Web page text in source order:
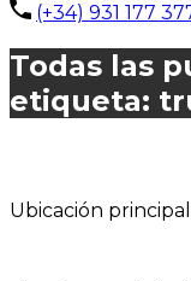
(+34) 931 177
Todas las
etiqueta:
Ubicación principal